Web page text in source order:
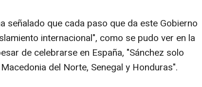
señalado que cada paso que da este Gobierno
internacional", como se pudo ver en la
de celebrarse en España, "Sánchez solo
del Norte, Senegal y Honduras".